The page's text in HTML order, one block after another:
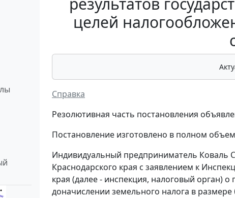
целей
Справка
Резолютивная часть постановления
Постановление изготовлено в полном
Индивидуальный предприниматель Коваль
Краснодарского края с заявлением к
края (далее - инспекция, налоговый орган)
доначислении земельного налога в размере